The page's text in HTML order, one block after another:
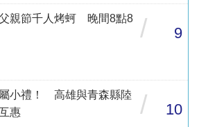
親節千人烤蚵 晚間8點8
/ 9
小禮！ 高雄與青森縣陸
惠
/ 10